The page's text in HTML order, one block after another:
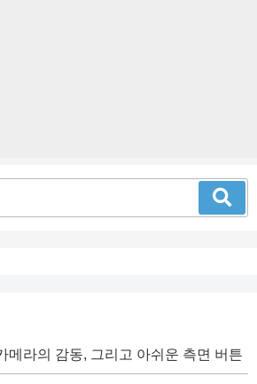
메라의 감동, 그리고 아쉬운 측면 버튼